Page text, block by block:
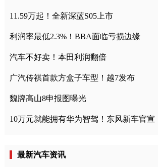
11.59万起！全新深蓝S05上市
利润率最低2.3%！BBA面临亏损边缘
汽车不好卖！本田利润翻倍
广汽传祺首款方盒子车型！越7发布
魏牌高山8申报图曝光
10万元就能拥有华为智驾！东风新车官宣
最新汽车资讯